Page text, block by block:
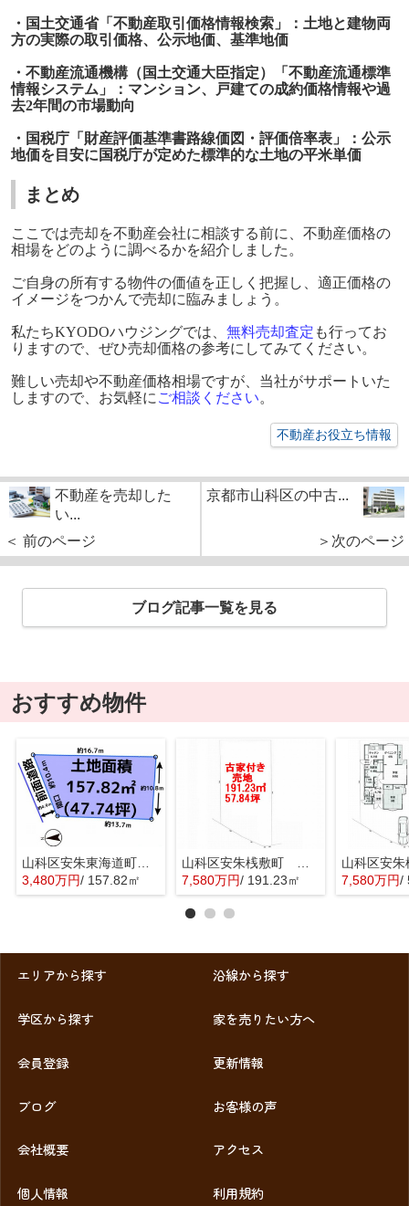
・国土交通省「不動産取引価格情報検索」：土地と建物両
方の実際の取引価格、公示地価、基準地価
・不動産流通機構（国土交通大臣指定）「不動産流通標準
情報システム」：マンション、戸建ての成約価格情報や過
去2年間の市場動向
・国税庁「財産評価基準書路線価図・評価倍率表」：公示
地価を目安に国税庁が定めた標準的な土地の平米単価
まとめ
ここでは売却を不動産会社に相談する前に、不動産価格の
相場をどのように調べるかを紹介しました。
ご自身の所有する物件の価値を正しく把握し、適正価格の
イメージをつかんで売却に臨みましょう。
私たちKYODOハウジングでは、 無料売却査定 も行ってお
りますので、ぜひ売却価格の参考にしてみてください。
難しい売却や不動産価格相場ですが、当社がサポートいた
しますので、お気軽にご相談ください。
不動産お役立ち情報
不動産を売却した
い...
＜ 前のページ
京都市山科区の中古...
＞次のページ
ブログ記事一覧を見る
おすすめ物件
山科区安朱東海道町 売地
3,480万円/ 157.82㎡
7,580万円/ 191.23㎡ 7,580万円/
エリアから探す 沿線から探す
学区から探す 家を売りたい方へ
会員登録 更新情報
ブログ お客様の声
会社概要 アクセス
個人情報 利用規約